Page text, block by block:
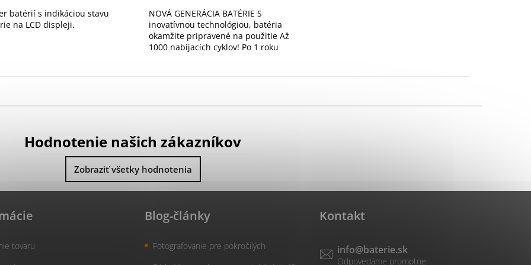
batérií s indikáciou stavu
na LCD displeji.
NOVÁ GENERÁCIA BATÉRIE S
inovatívnou technológiou, batéria
okamžite pripravené na použitie Až
1000 nabíjacích cyklov! Po 1 roku
v
d
a
p
v
Hodnotenie našich zákazníkov
Zobraziť všetky hodnotenia
tovaru
Blog-články
Fotografovanie pre pokročilých
Kontakt
info@baterie.sk